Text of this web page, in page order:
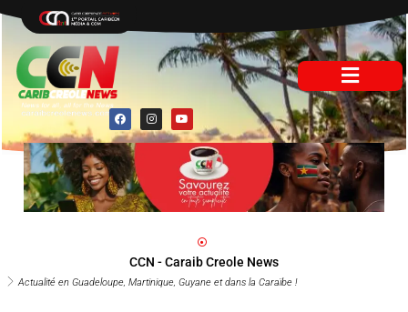
contenu
F
a
c
e
b
o
o
k
I
n
s
t
m
Y
o
u
t
b
e
Actualité en Guadeloupe, Martinique, Guyane et dans la Caraïbe !
CCN - Caraib Creole News